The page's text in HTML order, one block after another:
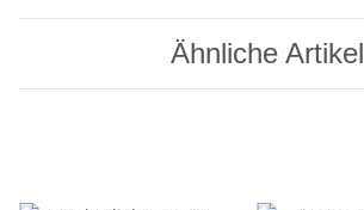
Ähnliche Artikel